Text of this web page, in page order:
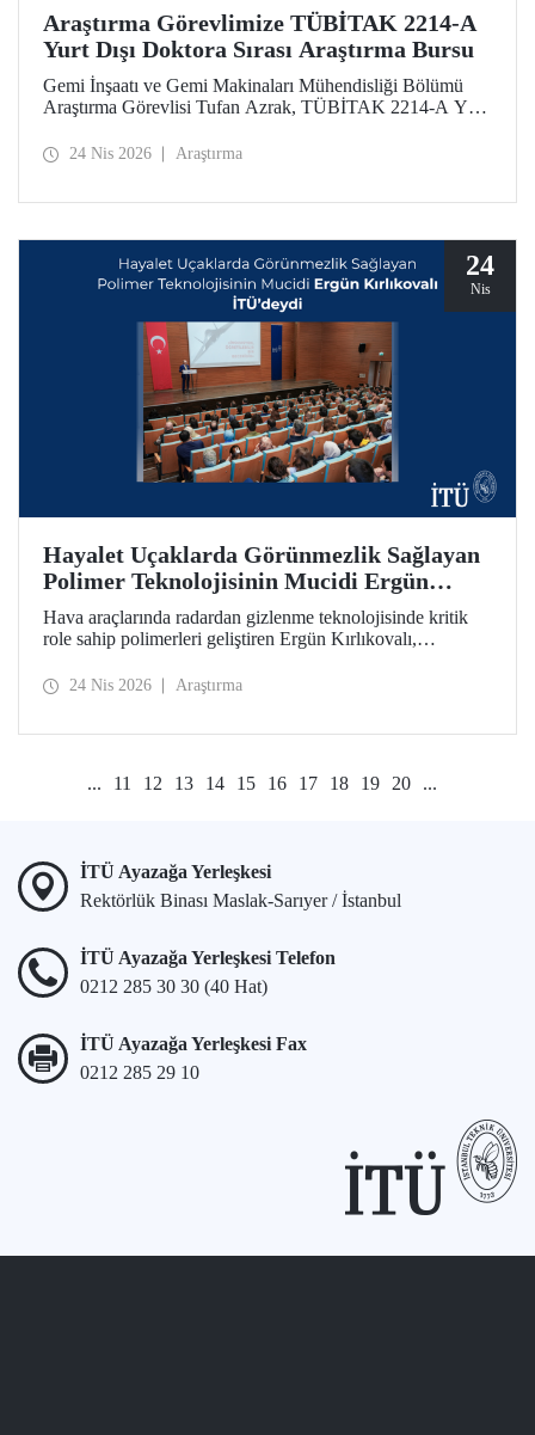
Araştırma Görevlimize TÜBİTAK 2214-A
Yurt Dışı Doktora Sırası Araştırma Bursu
Gemi İnşaatı ve Gemi Makinaları Mühendisliği Bölümü
Araştırma Görevlisi Tufan Azrak, TÜBİTAK 2214-A Yurt
desteklenmeye hak kazandı.
24 Nis 2026 Araştırma
24
Nis
Hayalet Uçaklarda Görünmezlik Sağlayan
Polimer Teknolojisinin Mucidi Ergün
Kırlıkovalı, İTÜ’deydi
Hava araçlarında radardan gizlenme teknolojisinde kritik
role sahip polimerleri geliştiren Ergün Kırlıkovalı,
İTÜ’lülerle bir araya geldi.
24 Nis 2026 Araştırma
... 11 12 13 14 15 16 17 18 19 20 ...
İTÜ Ayazağa Yerleşkesi
Rektörlük Binası Maslak-Sarıyer / İstanbul
İTÜ Ayazağa Yerleşkesi Telefon
0212 285 30 30 (40 Hat)
İTÜ Ayazağa Yerleşkesi Fax
0212 285 29 10